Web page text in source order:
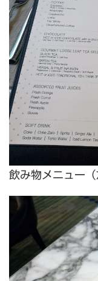
飲み物メニュー（